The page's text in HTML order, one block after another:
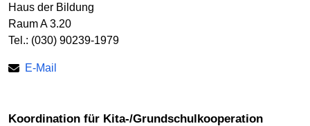
Haus der Bildung
Raum A 3.20
Tel.: (030) 90239-1979
E-Mail
Koordination für Kita-/Grundschulkooperation